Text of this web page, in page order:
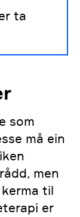
ta
som
må ein
men
til
er